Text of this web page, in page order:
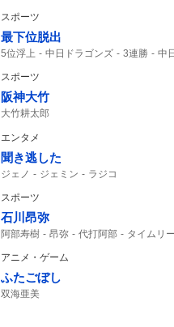
スポーツ
最下位脱出
5位浮上 中日ドラゴンズ 3連勝
中
セ・リーグ
スポーツ
阪神大竹
大竹耕太郎
エンタメ
聞き逃した
ジェノ ジェミン ラジコ
スポーツ
石川昂弥
阿部寿樹 昂弥 代打阿部 タイムリー
アニメ・ゲーム
ふたごぼし
双海亜美